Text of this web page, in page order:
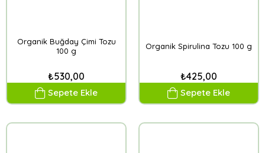
Organik Buğday Çimi Tozu
100 g
₺530,00
Sepete Ekle
Organik Spirulina Tozu 100 g
₺425,00
Sepete Ekle